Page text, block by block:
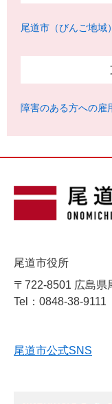
尾道市（びんご地域
障害のある方への雇
尾道市役所
〒722-8501 広島県
Tel：0848-38-9111
尾道市公式SNS